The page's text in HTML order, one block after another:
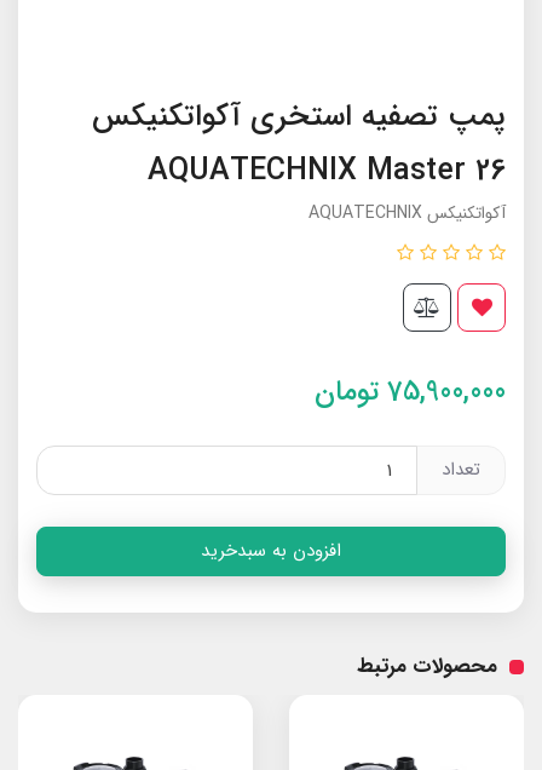
پمپ تصفیه استخری آکواتکنیکس
AQUATECHNIX Master 26
آکواتکنیکس AQUATECHNIX
75,900,000تومان
تعداد
افزودن به سبدخرید
محصولات مرتبط